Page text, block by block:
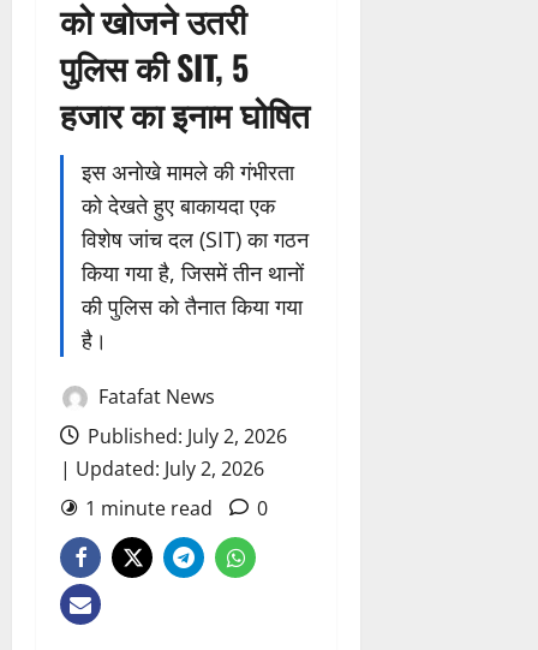
को खोजने उतरी
पुलिस की SIT, 5
हजार का इनाम घोषित
इस अनोखे मामले की गंभीरता
को देखते हुए बाकायदा एक
विशेष जांच दल (SIT) का गठन
किया गया है, जिसमें तीन थानों
की पुलिस को तैनात किया गया
है।
Fatafat News
Published: July 2, 2026
| Updated: July 2, 2026
1 minute read
0